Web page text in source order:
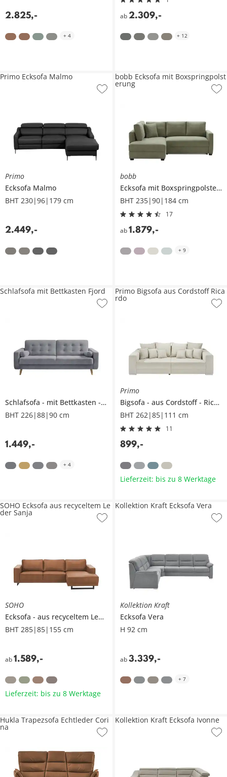
2.825,-
+ 4
ab 2.309,-
+ 12
Primo
Ecksofa Malmo
BHT 230|96|179 cm
2.449,-
Primo Ecksofa Malmo
bobb
Ecksofa mit Boxspringpolsterung
BHT 235|90|184 cm
17
ab 1.879,-
bobb Ecksofa mit Boxspringpolst
erung
+ 9
Schlafsofa mit Bettkasten
Fjord
BHT 226|88|90 cm
1.449,-
Schlafsofa mit Bettkasten Fjord
+ 4
Primo
Bigsofa
aus Cordstoff
Ricardo
BHT 262|85|111 cm
11
899,-
Primo Bigsofa aus Cordstoff Rica
rdo
Lieferzeit: bis zu 8 Werktage
SOHO
Ecksofa
aus recyceltem Leder
Sanja
BHT 285|85|155 cm
ab1.589,-
SOHO Ecksofa aus recyceltem Le
der Sanja
Lieferzeit: bis zu 8 Werktage
Kollektion Kraft
Ecksofa Vera
H 92 cm
ab 3.339,-
Kollektion Kraft Ecksofa Vera
+ 7
Hukla Trapezsofa Echtleder Cori
na
Kollektion Kraft Ecksofa Ivonne